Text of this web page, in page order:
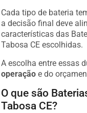
Cada tipo de bateria
a decisão final deve
características das
Tabosa CE escolhidas.
A escolha entre essas
operação e do
O que são
Tabosa CE?